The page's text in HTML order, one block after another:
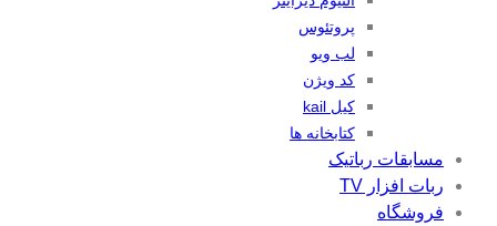
پروتئوس
لب ویو
کد ویژن
کیل kail
کتابخانه ها
مسابقات رباتیک
ربات افزار TV
فروشگاه